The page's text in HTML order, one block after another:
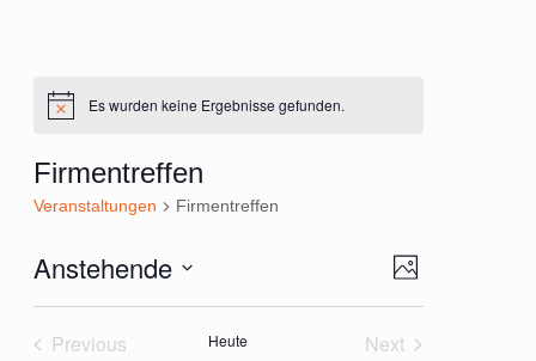
HinweisEs wurden keine Ergebnisse gefunden.
Firmentreffen
Veranstaltungen Firmentreffen
Ansichten-
Veranstaltung
Ansichten-
Navigation
Photo
Anstehende
of Previous
Heute
Next